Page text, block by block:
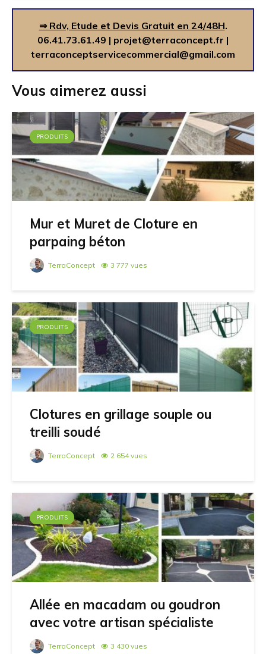
⇒ Rdv, Etude et Devis Gratuit en 24/48H.
06.41.73.61.49 | projet@terraconcept.fr |
terraconceptservicecommercial@gmail.com
Vous aimerez aussi
PRODUITS
Mur et Muret de Cloture en
parpaing béton
TerraConcept 3 777 vues
PRODUITS
Clotures en grillage souple ou
treilli soudé
TerraConcept 2 654 vues
PRODUITS
Allée en macadam ou goudron
avec votre artisan spécialiste
TerraConcept 3 430 vues